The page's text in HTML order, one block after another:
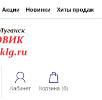
Акции Новинки Хиты продаж
Кабинет Корзина (0)